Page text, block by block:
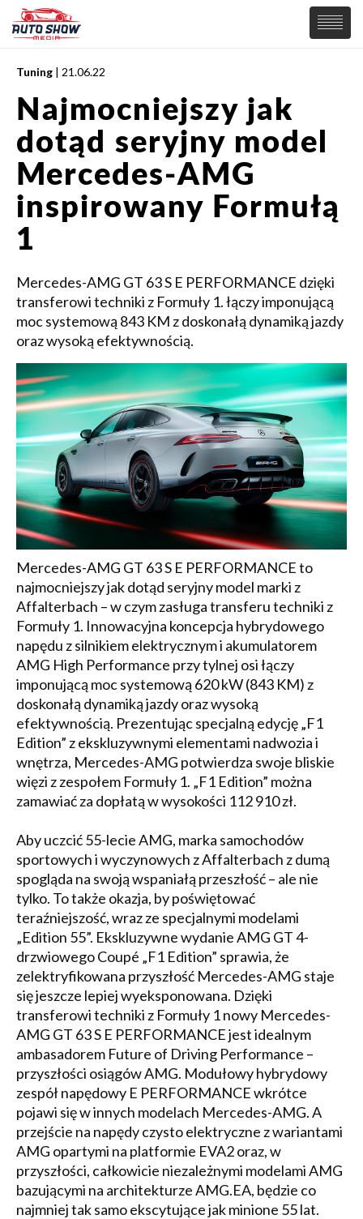
PREMIERY
SAMOCHODY
Wiadomości
Supersamochody
Samochody Koncepcyjne
Tuning
Elektryczne
MOTORSPORT
Tuning | 21.06.22
Najmocniejszy jak
dotąd seryjny model
Mercedes-AMG
inspirowany Formułą
1
Mercedes-AMG GT 63 S E PERFORMANCE dzięki
transferowi techniki z Formuły 1. łączy imponującą
moc systemową 843 KM z doskonałą dynamiką jazdy
oraz wysoką efektywnością.
Mercedes-AMG GT 63 S E PERFORMANCE to
najmocniejszy jak dotąd seryjny model marki z
Affalterbach – w czym zasługa transferu techniki z
Formuły 1. Innowacyjna koncepcja hybrydowego
napędu z silnikiem elektrycznym i akumulatorem
AMG High Performance przy tylnej osi łączy
imponującą moc systemową 620 kW (843 KM) z
doskonałą dynamiką jazdy oraz wysoką
efektywnością. Prezentując specjalną edycję „F1
Edition” z ekskluzywnymi elementami nadwozia i
wnętrza, Mercedes-AMG potwierdza swoje bliskie
więzi z zespołem Formuły 1. „F1 Edition” można
zamawiać za dopłatą w wysokości 112 910 zł.
Aby uczcić 55-lecie AMG, marka samochodów
sportowych i wyczynowych z Affalterbach z dumą
spogląda na swoją wspaniałą przeszłość – ale nie
tylko. To także okazja, by poświętować
teraźniejszość, wraz ze specjalnymi modelami
„Edition 55”. Ekskluzywne wydanie AMG GT 4-
drzwiowego Coupé „F1 Edition” sprawia, że
zelektryfikowana przyszłość Mercedes-AMG staje
się jeszcze lepiej wyeksponowana. Dzięki
transferowi techniki z Formuły 1 nowy Mercedes-
AMG GT 63 S E PERFORMANCE jest idealnym
ambasadorem Future of Driving Performance –
przyszłości osiągów AMG. Modułowy hybrydowy
zespół napędowy E PERFORMANCE wkrótce
pojawi się w innych modelach Mercedes-AMG. A
przejście na napędy czysto elektryczne z wariantami
AMG opartymi na platformie EVA2 oraz, w
przyszłości, całkowicie niezależnymi modelami AMG
bazującymi na architekturze AMG.EA, będzie co
najmniej tak samo ekscytujące jak minione 55 lat.